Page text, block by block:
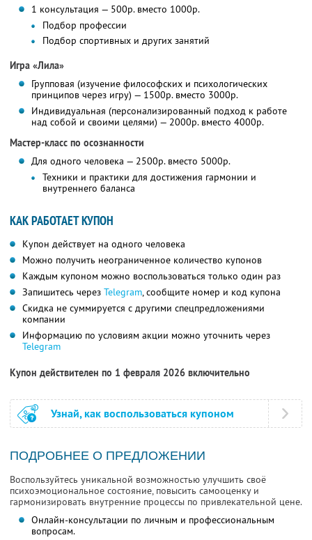
1 консультация — 500р. вместо 1000р.
Подбор профессии
Подбор спортивных и других занятий
Игра «Лила»
Групповая (изучение философских и психологических
принципов через игру) — 1500р. вместо 3000р.
Индивидуальная (персонализированный подход к работе
над собой и своими целями) — 2000р. вместо 4000р.
Мастер-класс по осознанности
Для одного человека — 2500р. вместо 5000р.
Техники и практики для достижения гармонии и
внутреннего баланса
КАК РАБОТАЕТ КУПОН
Купон действует на одного человека
Можно получить неограниченное количество купонов
Каждым купоном можно воспользоваться только один раз
Запишитесь через Telegram, сообщите номер и код купона
Скидка не суммируется с другими спецпредложениями
компании
Информацию по условиям акции можно уточнить через
Telegram
Купон действителен по 1 февраля 2026 включительно
Узнай, как воспользоваться купоном
ПОДРОБНЕЕ О ПРЕДЛОЖЕНИИ
Воспользуйтесь уникальной возможностью улучшить своё
психоэмоциональное состояние, повысить самооценку и
гармонизировать внутренние процессы по привлекательной цене.
Онлайн-консультации по личным и профессиональным
вопросам.